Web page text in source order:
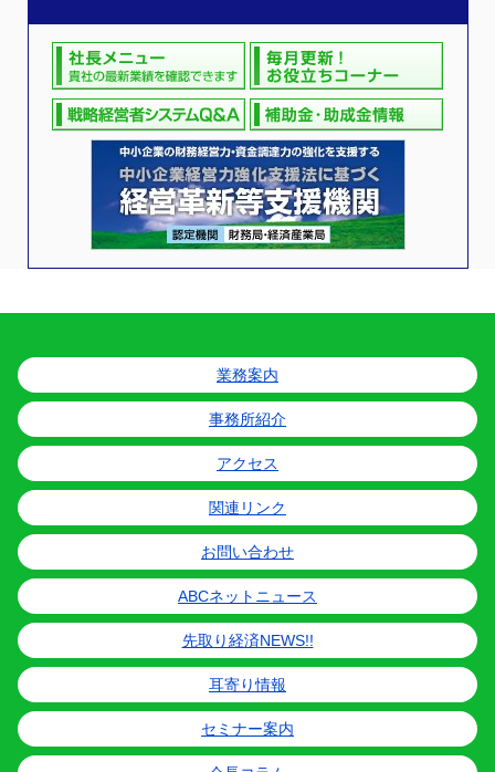
業務案内
事務所紹介
アクセス
関連リンク
お問い合わせ
ABCネットニュース
先取り経済NEWS!!
耳寄り情報
セミナー案内